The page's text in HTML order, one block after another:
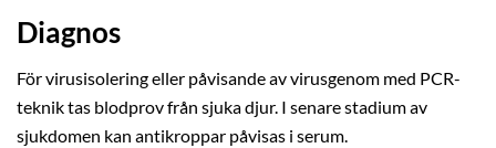
Diagnos
För virusisolering eller påvisande av virusgenom med PCR-
teknik tas blodprov från sjuka djur. I senare stadium av
sjukdomen kan antikroppar påvisas i serum.